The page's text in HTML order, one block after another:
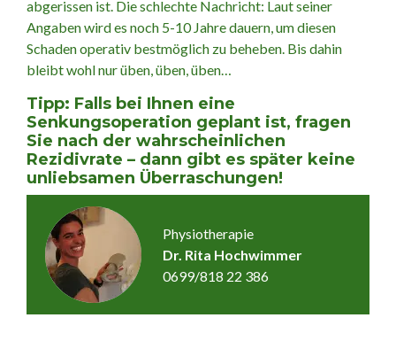
abgerissen ist. Die schlechte Nachricht: Laut seiner
Angaben wird es noch 5-10 Jahre dauern, um diesen
Schaden operativ bestmöglich zu beheben. Bis dahin
bleibt wohl nur üben, üben, üben…
Tipp: Falls bei Ihnen eine
Senkungsoperation geplant ist, fragen
Sie nach der wahrscheinlichen
Rezidivrate – dann gibt es später keine
unliebsamen Überraschungen!
Physiotherapie
Dr. Rita Hochwimmer
0699/818 22 386